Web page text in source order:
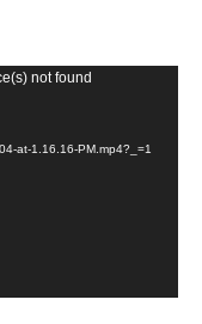
not found
at-1.16.16-PM.mp4?_=1